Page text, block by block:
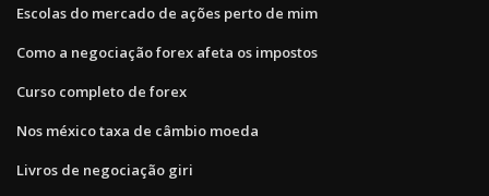
Escolas do mercado de ações perto de mim
Como a negociação forex afeta os impostos
Curso completo de forex
Nos méxico taxa de câmbio moeda
Livros de negociação giri